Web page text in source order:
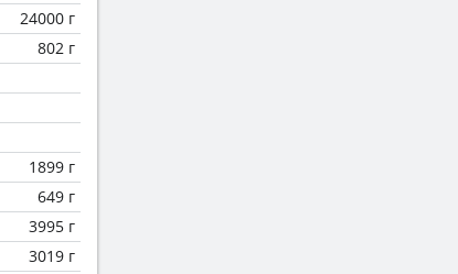
24000 г
802 г
1899 г
649 г
3995 г
3019 г